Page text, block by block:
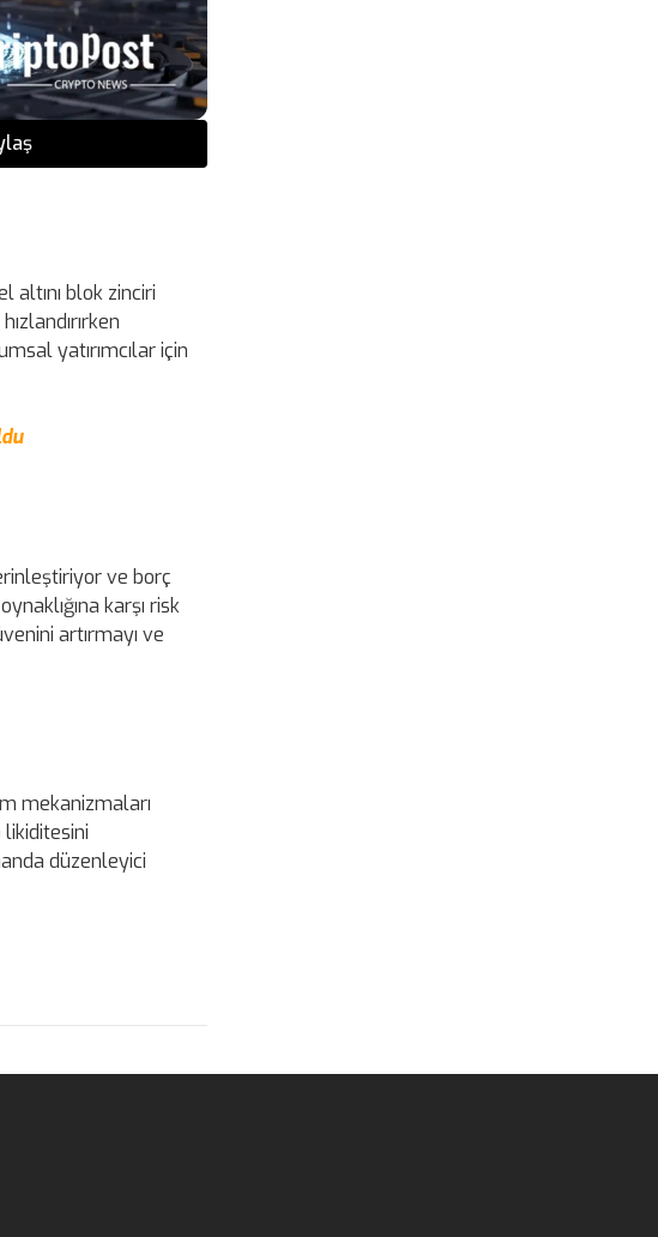
altını blok zinciri
yatırımcılar için
ve borç
karşı risk
artırmayı ve
mekanizmaları
likiditesini
düzenleyici